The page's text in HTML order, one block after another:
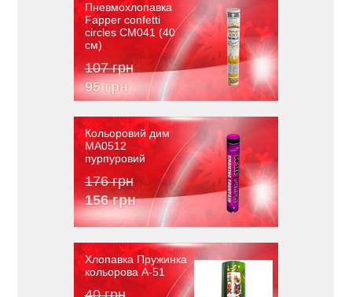
Пневмохлопавка
Fapper confetti
circles CM041 (40
см)
107 грн
95 грн
Кольоровий дим
MA0512
пурпуровий
176 грн
156 грн
Хлопавка Пружинка
кольорова A-51